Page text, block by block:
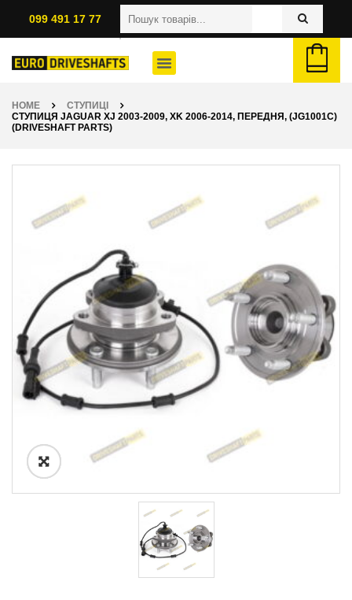
099 491 17 77
HOME
СТУПИЦІ
СТУПИЦЯ JAGUAR XJ 2003-2009, XK 2006-2014, ПЕРЕДНЯ, (JG1001C)
(DRIVESHAFT PARTS)